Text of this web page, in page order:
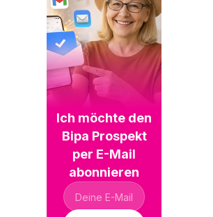
Ich möchte den
Bipa Prospekt
per E-Mail
abonnieren